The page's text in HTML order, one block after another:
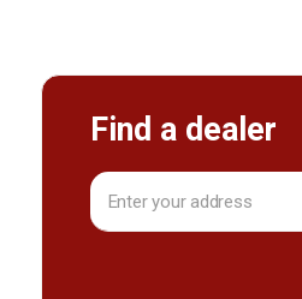
Find a dealer